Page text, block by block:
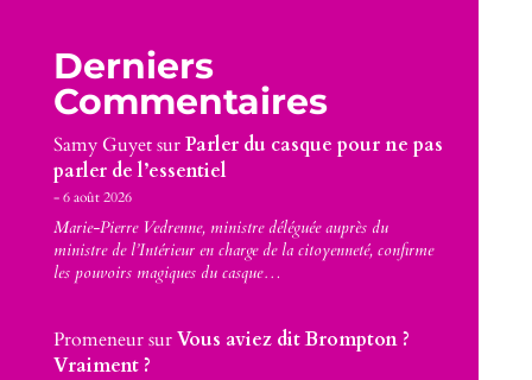
Derniers
Commentaires
Samy GuyetsurParler du casque pour ne pas
parler de l’essentiel
6 août 2026
Marie-Pierre Vedrenne, ministre déléguée auprès du
ministre de l’Intérieur en charge de la citoyenneté, confirme
les pouvoirs magiques du casque…
PromeneursurVous aviez dit Brompton ?
Vraiment ?